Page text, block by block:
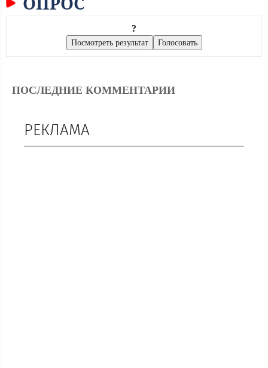
?
ПОСЛЕДНИЕ КОММЕНТАРИИ
РЕКЛАМА